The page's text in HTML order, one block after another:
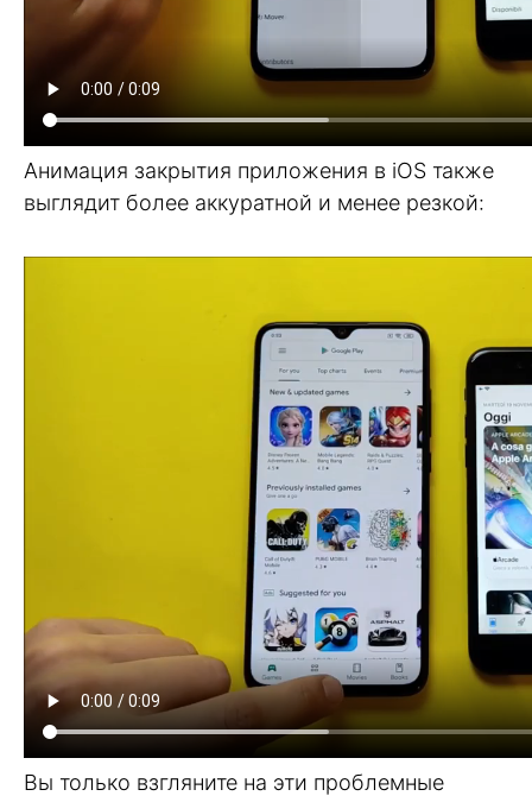
Анимация закрытия приложения в iOS также
выглядит более аккуратной и менее резкой:
Вы только взгляните на эти проблемные